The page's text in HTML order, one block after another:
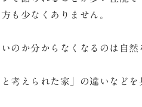
も少なくありません。
のか分からなくなるのは自然
考えられた家」の違いなどを